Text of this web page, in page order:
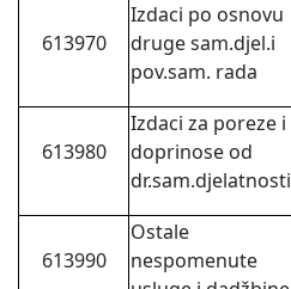
613970
Izdaci po osnovu
druge sam.djel.i
pov.sam. rada
613980
Izdaci za poreze i
doprinose od
dr.sam.djelatnosti
613990
Ostale
nespomenute